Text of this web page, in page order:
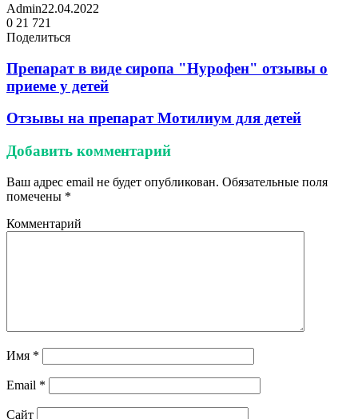
Admin22.04.2022
0 21 721
Поделиться
Препарат в виде сиропа "Нурофен" отзывы о
приеме у детей
Отзывы на препарат Мотилиум для детей
Добавить комментарий
Ваш адрес email не будет опубликован. Обязательные поля
помечены *
Комментарий
Имя *
Email *
Сайт